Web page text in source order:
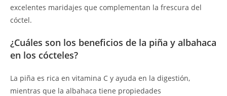
excelentes maridajes que complementan la frescura del
cóctel.
¿Cuáles son los beneficios de la piña y albahaca
en los cócteles?
La piña es rica en vitamina C y ayuda en la digestión,
mientras que la albahaca tiene propiedades